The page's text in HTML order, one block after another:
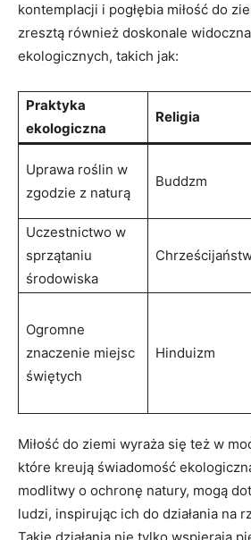
kontemplacji​ i pogłębia miłość do
zresztą również doskonale
⁣ekologicznych, takich jak:
Praktyka
ekologiczna
Religia
Uprawa roślin w
zgodzie z naturą
Buddzm
Uczestnictwo w
sprzątaniu
środowiska
Ogromne
znaczenie miejsc
świętych
Hinduizm
Miłość ​do ziemi wyraża się też w
które kreują świadomość
modlitwy o ⁢ochronę natury, ‍mogą
ludzi, inspirując ich ‍do działania na